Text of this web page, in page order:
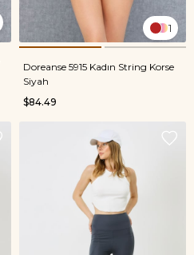
1
Doreanse 5915 Kadın String Korse
Siyah
$84.49